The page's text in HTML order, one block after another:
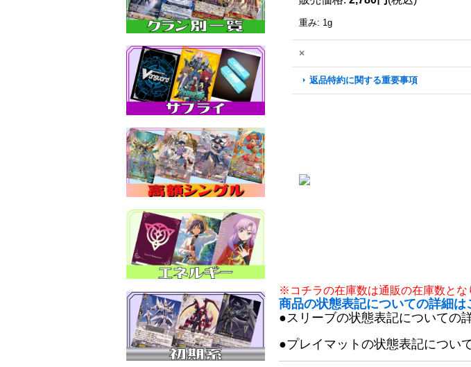
重み: 1g
×
返品特約に関する重要事項
※コチラの在庫数は通販の在庫数とな
商品の状態表記についての詳細は
●スリーブの状態表記についての
●プレイマットの状態表記につい